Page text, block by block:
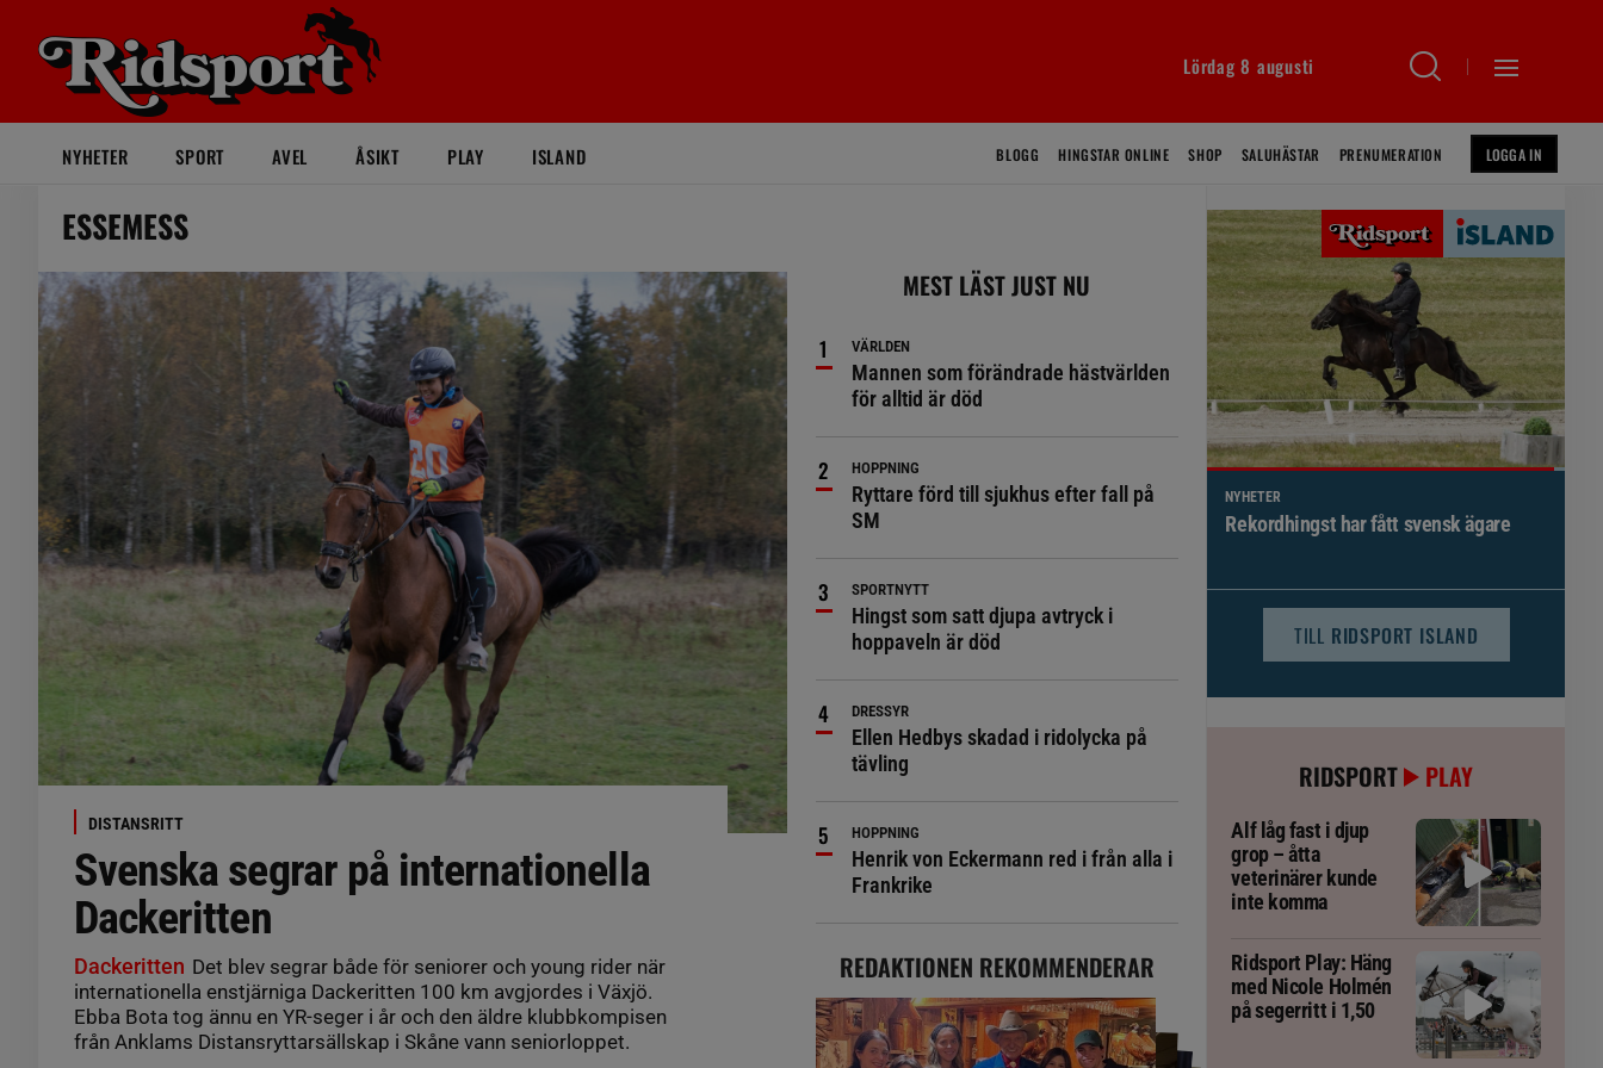
Lördag 8 augusti
NYHETER SPORT AVEL ÅSIKT PLAY ISLAND BLOGG HINGSTAR ONLINE SHOP SALUHÄSTAR PRENUMERATION LOGGA IN
ESSEMESS
DISTANSRITT
Svenska segrar på internationella
Dackeritten
Dackeritten Det blev segrar både för seniorer och young rider när
internationella enstjärniga Dackeritten 100 km avgjordes i Växjö.
Ebba Bota tog ännu en YR-seger i år och den äldre klubbkompisen
från Anklams Distansryttarsällskap i Skåne vann seniorloppet.
MEST LÄST JUST NU
VÄRLDEN
Mannen som förändrade hästvärlden
för alltid är död
HOPPNING
Ryttare förd till sjukhus efter fall på
SM
SPORTNYTT
Hingst som satt djupa avtryck i
hoppaveln är död
DRESSYR
Ellen Hedbys skadad i ridolycka på
tävling
HOPPNING
Henrik von Eckermann red i från alla i
Frankrike
REDAKTIONEN REKOMMENDERAR
NYHETER
Brett politiskt stöd för förändringar i
TILL RIDSPORT ISLAND
RIDSPORT PLAY
Alf låg fast i djup
grop – åtta
veterinärer kunde
inte komma
Ridsport Play: Häng
med Nicole Holmén
på segerritt i 1,50